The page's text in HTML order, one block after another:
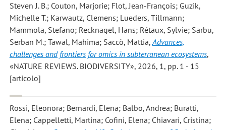
Steven J. B.; Couton, Marjorie; Flot, Jean-François; Guzik,
Michelle T.; Karwautz, Clemens; Lueders, Tillmann;
Mammola, Stefano; Recknagel, Hans; Rétaux, Sylvie; Sarbu,
Serban M.; Tawal, Mahima; Saccò, Mattia,Advances,
challenges and frontiers for omics in subterranean ecosystems,
«NATURE REVIEWS. BIODIVERSITY», 2026, 1, pp. 1 - 15
[articolo]
Rossi, Eleonora; Bernardi, Elena; Balbo, Andrea; Buratti,
Elena; Cappelletti, Martina; Cofini, Elena; Chiavari, Cristina;